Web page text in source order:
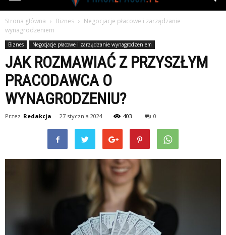
Strona główna Biznes
Negocjacje płacowe i zarządzanie
wynagrodzeniem
Biznes Negocjacje płacowe i zarządzanie wynagrodzeniem
JAK ROZMAWIAĆ Z PRZYSZŁYM
PRACODAWCA O
WYNAGRODZENIU?
Przez Redakcja - 27 stycznia 2024 403 0